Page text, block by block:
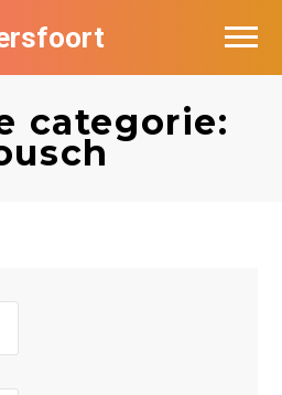
categorie:
in Amersfoort